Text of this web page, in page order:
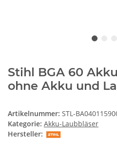
Stihl BGA 60
ohne Akku und
Artikelnummer: STL-
Kategorie: Akku-Laubbläser
Hersteller: